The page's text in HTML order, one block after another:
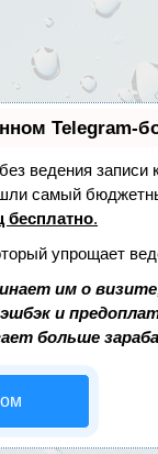
Telegram-
ведения
самый
бесплатно.
упрощает
им о
и
больше